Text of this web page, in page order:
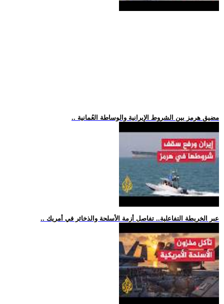
.. مضيق هرمز بين الشروط الإيرانية والوساطة العُمانية
.. عبر الخريطة التفاعلية.. تفاصل أزمة الأسلحة والذخائر في أمريك